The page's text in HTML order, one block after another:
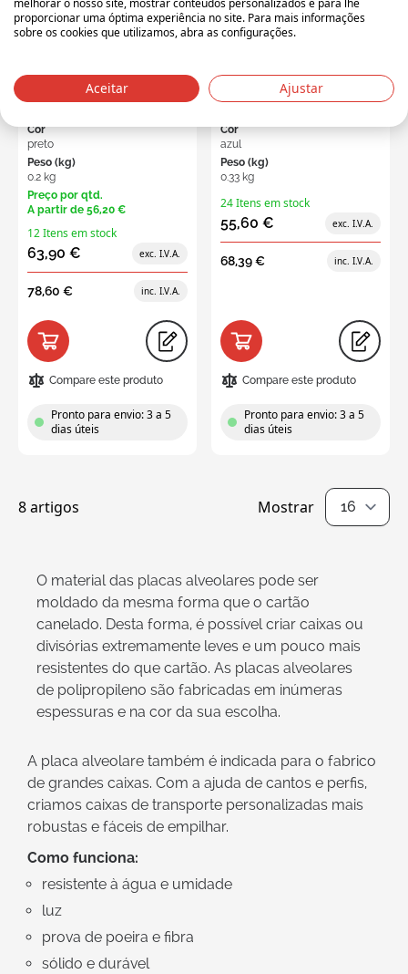
Caixa PP alveolar
Cor
preto
Peso (kg)
0.2 kg
Preço por qtd.
A partir de 56,20 €
12 Itens em stock
63,90 €
78,60 €
Compare este produto
Pronto para envio: 3 a 5
dias úteis
Caixa de armazém em PP
cxs
Cor
azul
Peso (kg)
0.33 kg
24 Itens em stock
55,60 €
68,39 €
Compare este produto
Pronto para envio: 3 a 5
dias úteis
8artigos Mostrar
O material das placas alveolares pode ser
moldado da mesma forma que o cartão
canelado. Desta forma, é possível criar caixas ou
divisórias extremamente leves e um pouco mais
resistentes do que cartão. As placas alveolares
de polipropileno são fabricadas em inúmeras
espessuras e na cor da sua escolha.
A placa alveolare também é indicada para o fabrico
de grandes caixas. Com a ajuda de cantos e perfis,
criamos caixas de transporte personalizadas mais
robustas e fáceis de empilhar.
Como funciona:
resistente à água e umidade
luz
prova de poeira e fibra
sólido e durável
melhorar o nosso site, mostrar conteúdos personalizados e para lhe
proporcionar uma óptima experiência no site. Para mais informações
sobre os cookies que utilizamos, abra as configurações.
Aceitar Ajustar